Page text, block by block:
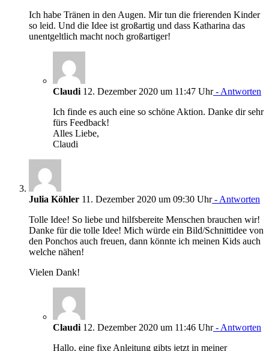
Ich habe Tränen in den Augen. Mir tun die frierenden Kinder
so leid. Und die Idee ist großartig und dass Katharina das
unentgeltlich macht noch großartiger!
Claudi 12. Dezember 2020 um 11:47 Uhr- Antworten
Ich finde es auch eine so schöne Aktion. Danke dir sehr
fürs Feedback!
Alles Liebe,
Claudi
Julia Köhler 11. Dezember 2020 um 09:30 Uhr- Antworten
Tolle Idee! So liebe und hilfsbereite Menschen brauchen wir!
Danke für die tolle Idee! Mich würde ein Bild/Schnittidee von
den Ponchos auch freuen, dann könnte ich meinen Kids auch
welche nähen!
Vielen Dank!
Claudi 12. Dezember 2020 um 11:46 Uhr- Antworten
Hallo, eine fixe Anleitung gibts jetzt in meiner